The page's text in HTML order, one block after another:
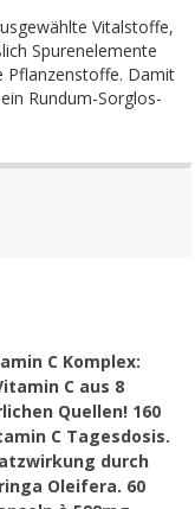
Vitalstoffe,
Spurenelemente
Pflanzenstoffe. Damit
Rundum-Sorglos-
C Komplex:
C aus 8
Quellen! 160
C Tagesdosis.
durch
Oleifera. 60